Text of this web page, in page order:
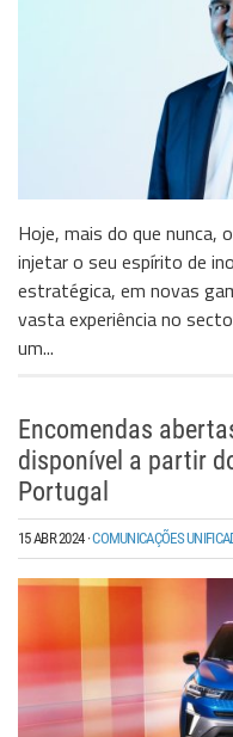
Hoje, mais do que nunca,
injetar o seu espírito de
estratégica, em novas
vasta experiência no
um...
Encomendas
disponível a partir
Portugal
15 ABR 2024·COMUNICAÇÕES